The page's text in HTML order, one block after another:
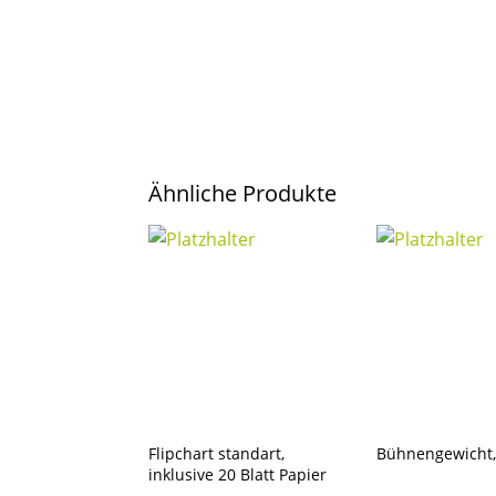
Ähnliche Produkte
Flipchart standart,
inklusive 20 Blatt Papier